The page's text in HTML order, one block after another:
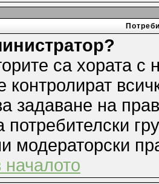
са хората с
контролират
задаване на
потребителски
модераторски